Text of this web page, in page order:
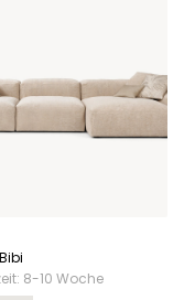
8-10 Woche